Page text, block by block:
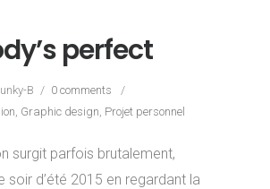
perfect
B / 0 comments
/
, Graphic design, Projet personnel
surgit parfois brutalement,
soir d’été 2015 en regardant la